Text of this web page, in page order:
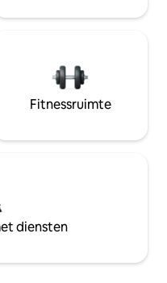
Fitnessruimte
diensten